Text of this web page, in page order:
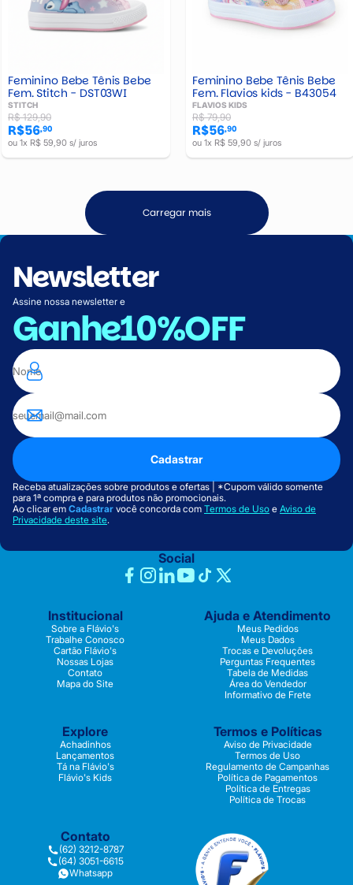
Feminino Bebe Tênis Bebe
Fem. Stitch - DST03WI
STITCH
R$ 129,90
R$56,90
ou 1x R$ 59,90 s/ juros
Feminino Bebe Tênis Bebe
Fem. Flavios kids - B43054
FLAVIOS KIDS
R$ 79,90
R$56,90
ou 1x R$ 59,90 s/ juros
Carregar mais
Newsletter
Assine nossa newsletter e
Ganhe10%OFF
Cadastrar
Receba atualizações sobre produtos e ofertas | *Cupom válido somente
para 1ª compra e para produtos não promocionais.
Ao clicar em Cadastrar você concorda com Termos de Uso e Aviso de
Privacidade deste site.
Social
Institucional
Sobre a Flávio's
Trabalhe Conosco
Cartão Flávio's
Nossas Lojas
Contato
Mapa do Site
Ajuda e Atendimento
Meus Pedidos
Meus Dados
Trocas e Devoluções
Perguntas Frequentes
Tabela de Medidas
Área do Vendedor
Informativo de Frete
Explore
Achadinhos
Lançamentos
Tá na Flávio's
Flávio's Kids
Termos e Políticas
Aviso de Privacidade
Termos de Uso
Regulamento de Campanhas
Política de Pagamentos
Política de Entregas
Política de Trocas
Contato
(62) 3212-8787
(64) 3051-6615
Whatsapp